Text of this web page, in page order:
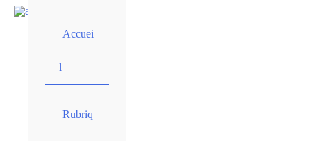
Aller
Accuei
l
Rubriq